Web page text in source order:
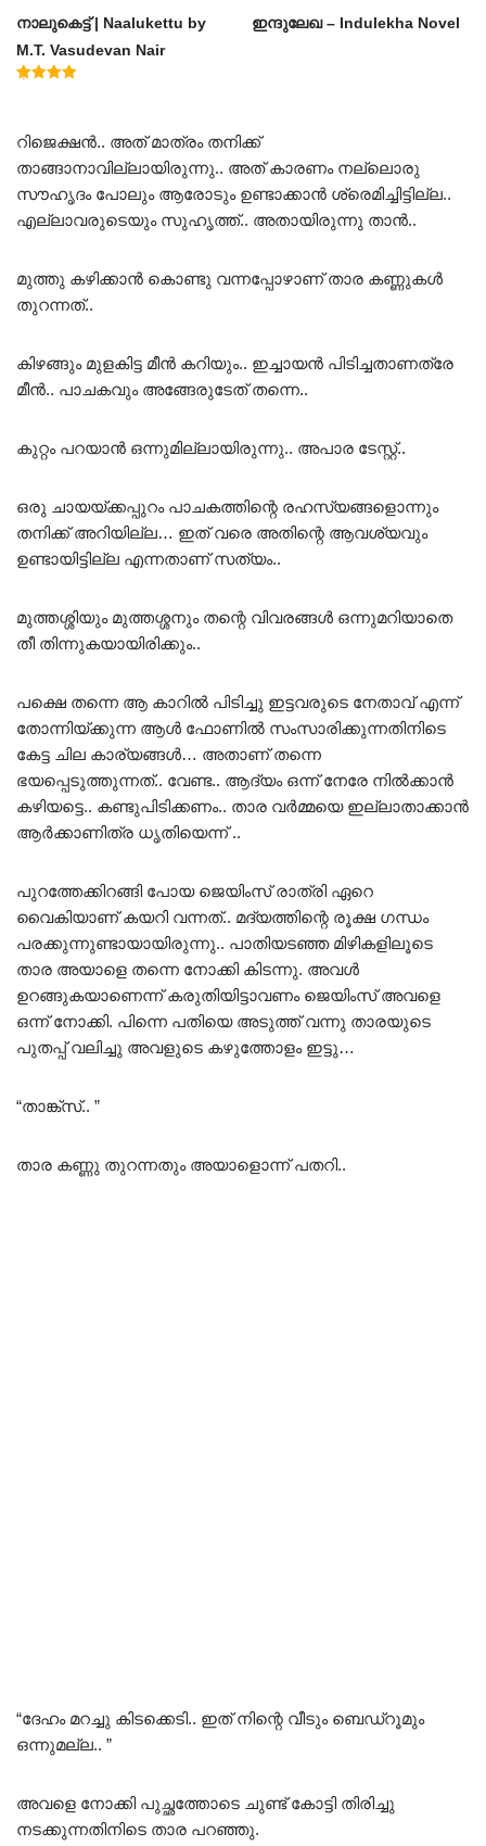
നാലുകെട്ട് | Naalukettu by
M.T. Vasudevan Nair
ഇന്ദുലേഖ – Indulekha Novel
റിജെക്ഷൻ.. അത്‌ മാത്രം തനിക്ക്
താങ്ങാനാവില്ലായിരുന്നു.. അത് കാരണം നല്ലൊരു
സൗഹൃദം പോലും ആരോടും ഉണ്ടാക്കാൻ ശ്രെമിച്ചിട്ടില്ല..
എല്ലാവരുടെയും സുഹൃത്ത്.. അതായിരുന്നു താൻ..
മുത്തു കഴിക്കാൻ കൊണ്ടു വന്നപ്പോഴാണ് താര കണ്ണുകൾ
തുറന്നത്..
കിഴങ്ങും മുളകിട്ട മീൻ കറിയും.. ഇച്ചായൻ പിടിച്ചതാണത്രേ
മീൻ.. പാചകവും അങ്ങേരുടേത് തന്നെ..
കുറ്റം പറയാൻ ഒന്നുമില്ലായിരുന്നു.. അപാര ടേസ്റ്റ്..
ഒരു ചായയ്ക്കപ്പുറം പാചകത്തിന്റെ രഹസ്യങ്ങളൊന്നും
തനിക്ക് അറിയില്ല… ഇത് വരെ അതിന്റെ ആവശ്യവും
ഉണ്ടായിട്ടില്ല എന്നതാണ് സത്യം..
മുത്തശ്ശിയും മുത്തശ്ശനും തന്റെ വിവരങ്ങൾ ഒന്നുമറിയാതെ
തീ തിന്നുകയായിരിക്കും..
പക്ഷെ തന്നെ ആ കാറിൽ പിടിച്ചു ഇട്ടവരുടെ നേതാവ് എന്ന്
തോന്നിയ്ക്കുന്ന ആൾ ഫോണിൽ സംസാരിക്കുന്നതിനിടെ
കേട്ട ചില കാര്യങ്ങൾ… അതാണ് തന്നെ
ഭയപ്പെടുത്തുന്നത്.. വേണ്ട.. ആദ്യം ഒന്ന് നേരേ നിൽക്കാൻ
കഴിയട്ടെ.. കണ്ടുപിടിക്കണം.. താര വർമ്മയെ ഇല്ലാതാക്കാൻ
ആർക്കാണിത്ര ധൃതിയെന്ന് ..
പുറത്തേക്കിറങ്ങി പോയ ജെയിംസ് രാത്രി ഏറെ
വൈകിയാണ് കയറി വന്നത്.. മദ്യത്തിന്റെ രൂക്ഷ ഗന്ധം
പരക്കുന്നുണ്ടായായിരുന്നു.. പാതിയടഞ്ഞ മിഴികളിലൂടെ
താര അയാളെ തന്നെ നോക്കി കിടന്നു. അവൾ
ഉറങ്ങുകയാണെന്ന് കരുതിയിട്ടാവണം ജെയിംസ് അവളെ
ഒന്ന് നോക്കി. പിന്നെ പതിയെ അടുത്ത് വന്നു താരയുടെ
പുതപ്പ് വലിച്ചു അവളുടെ കഴുത്തോളം ഇട്ടു…
“താങ്ക്സ്.. ”
താര കണ്ണു തുറന്നതും അയാളൊന്ന് പതറി..
“ദേഹം മറച്ചു കിടക്കെടി.. ഇത് നിന്റെ വീടും ബെഡ്‌റൂമും
ഒന്നുമല്ല.. ”
അവളെ നോക്കി പുച്ഛത്തോടെ ചുണ്ട് കോട്ടി തിരിച്ചു
നടക്കുന്നതിനിടെ താര പറഞ്ഞു.